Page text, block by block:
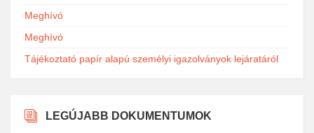
Meghívó
Meghívó
Tájékoztató papír alapú személyi igazolványok lejáratáról
LEGÚJABB DOKUMENTUMOK